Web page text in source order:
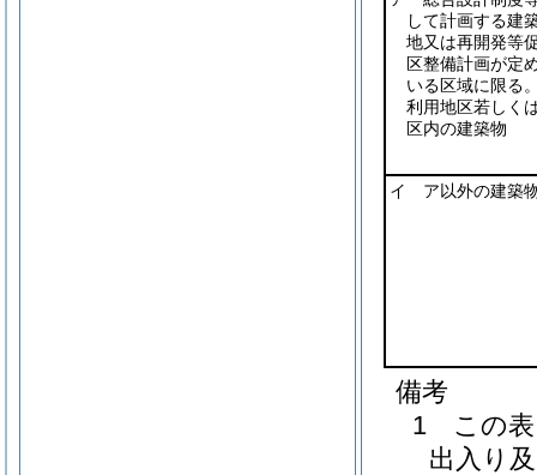
して計画する建
地又は再開発等
区整備計画が定
いる区域に限る
利用地区若しく
区内の建築物
イ ア以外の建築
備考
1 この表
出入り